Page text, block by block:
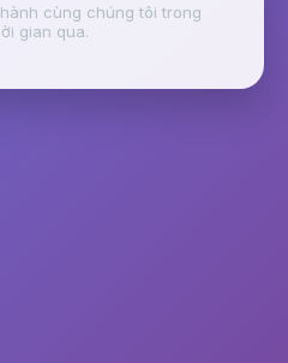
cùng chúng tôi trong
gian qua.